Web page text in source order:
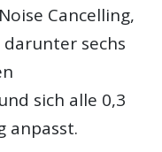
Cancelling,
darunter sechs
sich alle 0,3
anpasst.